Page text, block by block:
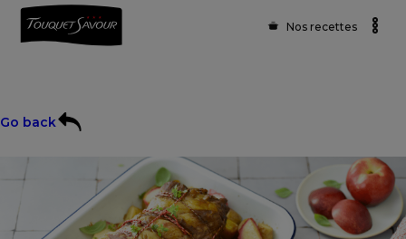
Nos recettes
Go back